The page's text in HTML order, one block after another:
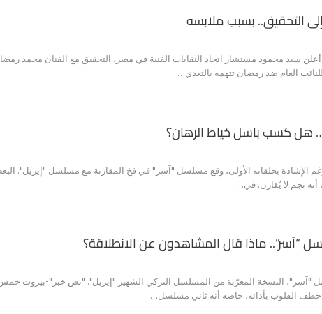
التحقيق.. بسبب ملابسه
سيد محمود مستشار اتحاد النقابات الفنية في مصر، التحقيق مع الفنان محمد
العام ضد رمضان تتهمه بالتعدي…
هل كسب باسل خياط الرهان؟
الإشادة بحلقاته الأولى، وقع مسلسل "آسر" في فخ المقارنة مع مسلسل "إيزيل". البعض
أنه نجم لا يُقارن. في…
“آسر”.. ماذا قال المشاهدون عن الانطلاقة؟
النسخة المعرّبة من المسلسل التركي الشهير "إيزيل". "نص خبر"-بيروت
خطف القلوب بأدائه، خاصة أنه ثاني مسلسل…